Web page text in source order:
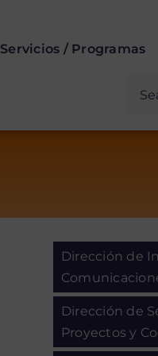
Servicios / Programas
Dirección de
Dirección de
Proyectos y